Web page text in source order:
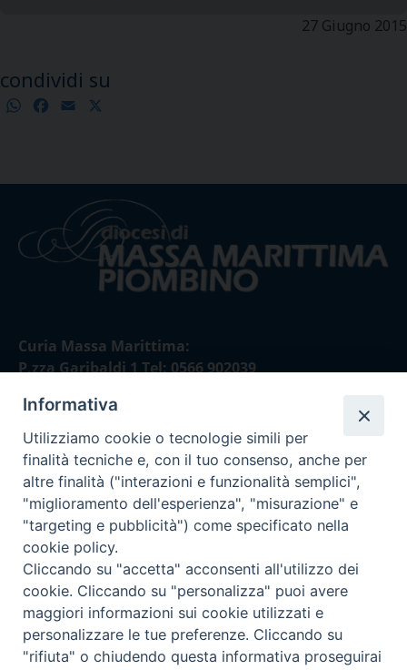
27 Giugno 2015
condividi su
WhatsApp
Facebook
Email
Curia Massa Marittima:
P.zza Garibaldi 1 Tel: 0566 902039
Curia Piombino:
Via Don Minzoni,58/A Tel e Fax: 0565 32036
E-mail:
curia@diocesimassamarittima.it
Privacy policy - trasparenza
Informativa
Utilizziamo cookie o tecnologie simili per
finalità tecniche e, con il tuo consenso, anche per
altre finalità ("interazioni e funzionalità semplici",
"miglioramento dell'esperienza", "misurazione" e
"targeting e pubblicità") come specificato nella
cookie policy.
Cliccando su "accetta" acconsenti all'utilizzo dei
cookie. Cliccando su "personalizza" puoi avere
maggiori informazioni sui cookie utilizzati e
personalizzare le tue preferenze. Cliccando su
"rifiuta" o chiudendo questa informativa proseguirai